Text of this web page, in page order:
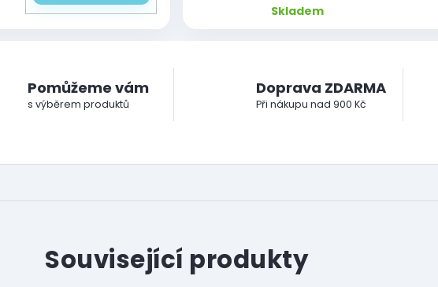
Skladem
Pomůžeme vám
s výběrem produktů
Doprava ZDARMA
Při nákupu nad 900 Kč
Související produkty